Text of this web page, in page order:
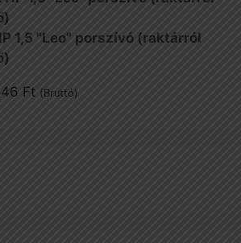
45
1,5 "Leo" porszívó (raktárról
FtCurrent
(Bruttó)